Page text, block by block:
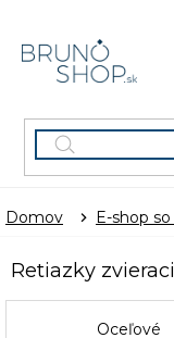
obsah
Domov E-shop
Retiazky
Oceľové